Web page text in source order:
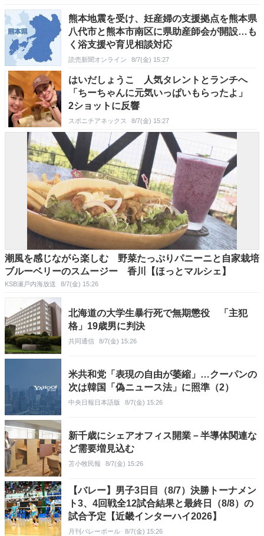
熊本地震を受け、妊産婦の支援拠点を熊本県
八代市と熊本市南区に県助産師会が開設…も
く浴支援や育児相談対応
読売新聞オンライン 8/7(金) 15:27
はいだしょうこ 人気タレントとランチへ
「ちーちゃんに元気いっぱいもらったよ」
2ショットに反響
スポニチアネックス 8/7(金) 15:27
潮風を感じながら楽しむ 野菜たっぷりパニーニと自家栽培
ブルーベリーのスムージー 香川【ほっとマルシェ】
KSB瀬戸内海放送 8/7(金) 15:26
北海道の大学生暴行死で無期懲役 「主犯
格」19歳男に判決
共同通信 8/7(金) 15:26
米共和党「表現の自由が萎縮」…クーパンの
次は韓国「偽ニュース法」に照準（2）
中央日報日本語版 8/7(金) 15:26
新千歳にシェアオフィス開業－半導体関連な
ど需要増見込む
苫小牧民報 8/7(金) 15:26
【バレー】男子3日目（8/7）決勝トーナメン
ト3、4回戦全12試合結果と最終日（8/8）の
試合予定【近畿インターハイ2026】
月刊バレーボール 8/7(金) 15:26